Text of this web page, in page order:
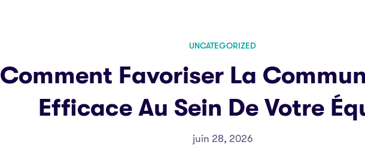
UNCATEGORIZED
Comment Favoriser La
Efficace Au Sein De Votre
juin 28, 2026